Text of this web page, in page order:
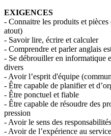
EXIGENCES
- Connaitre les produits et
atout)
- Savoir lire, écrire et calculer
- Comprendre et parler anglais
- Se débrouiller en informatique
divers
- Avoir l’esprit d'équipe
- Être capable de planifier et
- Être ponctuel et fiable
- Être capable de résoudre des
pression
- Avoir le sens des
- Avoir de l’expérience au